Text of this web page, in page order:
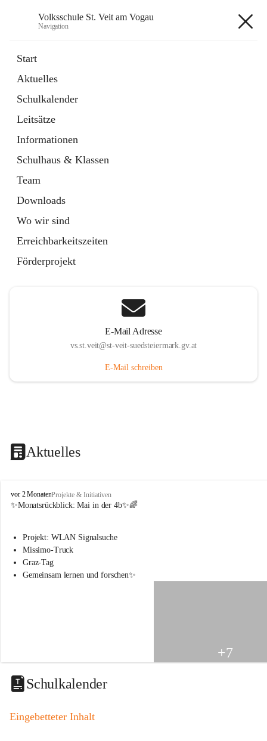
Volksschule St. Veit am Vogau
Navigation
Start
Aktuelles
Schulkalender
Leitsätze
Informationen
Schulhaus & Klassen
Team
Downloads
Wo wir sind
Erreichbarkeitszeiten
Förderprojekt
E-Mail Adresse
vs.st.veit@st-veit-suedsteiermark.gv.at
E-Mail schreiben
Aktuelles
V
o
s
s
c
i
t
a
o
vor 2 MonatenProjekte & Initiativen
✨Monatsrückblick: Mai in der 4b✨🌈
Projekt: WLAN Signalsuche
Missimo-Truck
Graz-Tag
Gemeinsam lernen und forschen✨
+7
Schulkalender
Eingebetteter Inhalt